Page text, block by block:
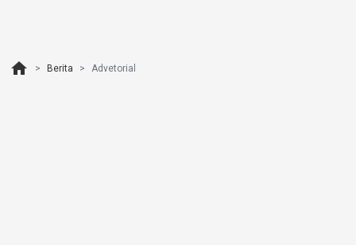
home Berita Advetorial